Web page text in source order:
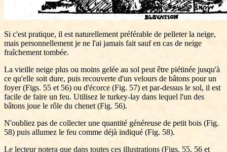
Si c'est pratique, il est naturellement préférable de pelleter la neige,
mais personnellement je ne l'ai jamais fait sauf en cas de neige
fraîchement tombée.
La vieille neige plus ou moins gelée au sol peut être piétinée jusqu'à
ce qu'elle soit dure, puis recouverte d'un velours de bâtons pour un
foyer (Figs. 55 et 56) ou d'écorce (Fig. 57) et par-dessus le sol, il est
facile de faire un feu. Utilisez le turkey-lay dans lequel l'un des
bâtons joue le rôle du chenet (Fig. 56).
N'oubliez pas de collecter une quantité généreuse de petit bois (Fig.
58) puis allumez le feu comme déjà indiqué (Fig. 58).
Le lecteur notera que dans toutes ces illustrations (Figs. 55, 56 et